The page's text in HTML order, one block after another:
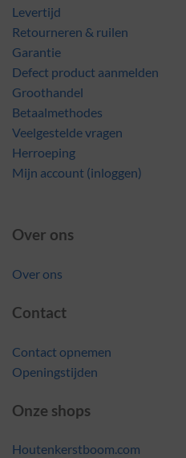
Levertijd
Retourneren & ruilen
Garantie
Defect product aanmelden
Groothandel
Betaalmethodes
Veelgestelde vragen
Herroeping
Mijn account (inloggen)
Over ons
Over ons
Contact
Contact opnemen
Openingstijden
Onze shops
Houtenkerstboom.com